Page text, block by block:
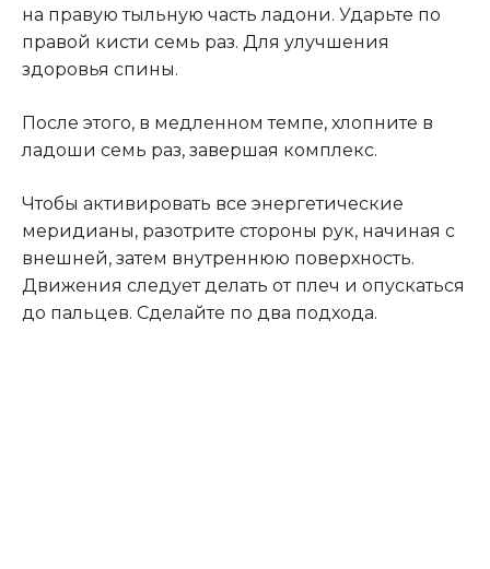
на правую тыльную часть ладони. Ударьте по
правой кисти семь раз. Для улучшения
здоровья спины.
После этого, в медленном темпе, хлопните в
ладоши семь раз, завершая комплекс.
Чтобы активировать все энергетические
меридианы, разотрите стороны рук, начиная с
внешней, затем внутреннюю поверхность.
Движения следует делать от плеч и опускаться
до пальцев. Сделайте по два подхода.